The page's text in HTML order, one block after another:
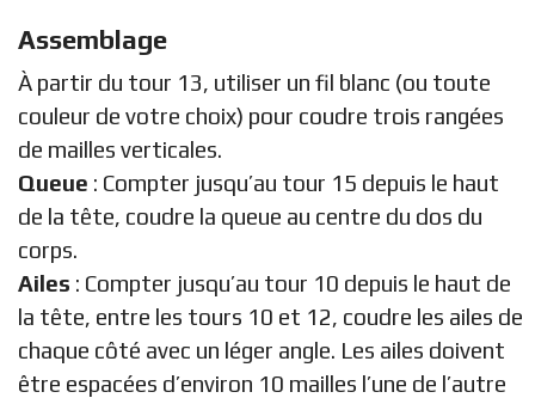
Assemblage
À partir du tour 13, utiliser un fil blanc (ou toute
couleur de votre choix) pour coudre trois rangées
de mailles verticales.
Queue : Compter jusqu’au tour 15 depuis le haut
de la tête, coudre la queue au centre du dos du
corps.
Ailes : Compter jusqu’au tour 10 depuis le haut de
la tête, entre les tours 10 et 12, coudre les ailes de
chaque côté avec un léger angle. Les ailes doivent
être espacées d’environ 10 mailles l’une de l’autre